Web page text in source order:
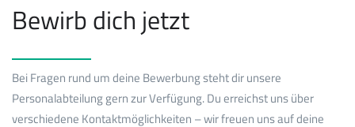
Bewirb dich jetzt
Bei Fragen rund um deine Bewerbung steht dir unsere
Personalabteilung gern zur Verfügung. Du erreichst uns über
verschiedene Kontaktmöglichkeiten – wir freuen uns auf deine